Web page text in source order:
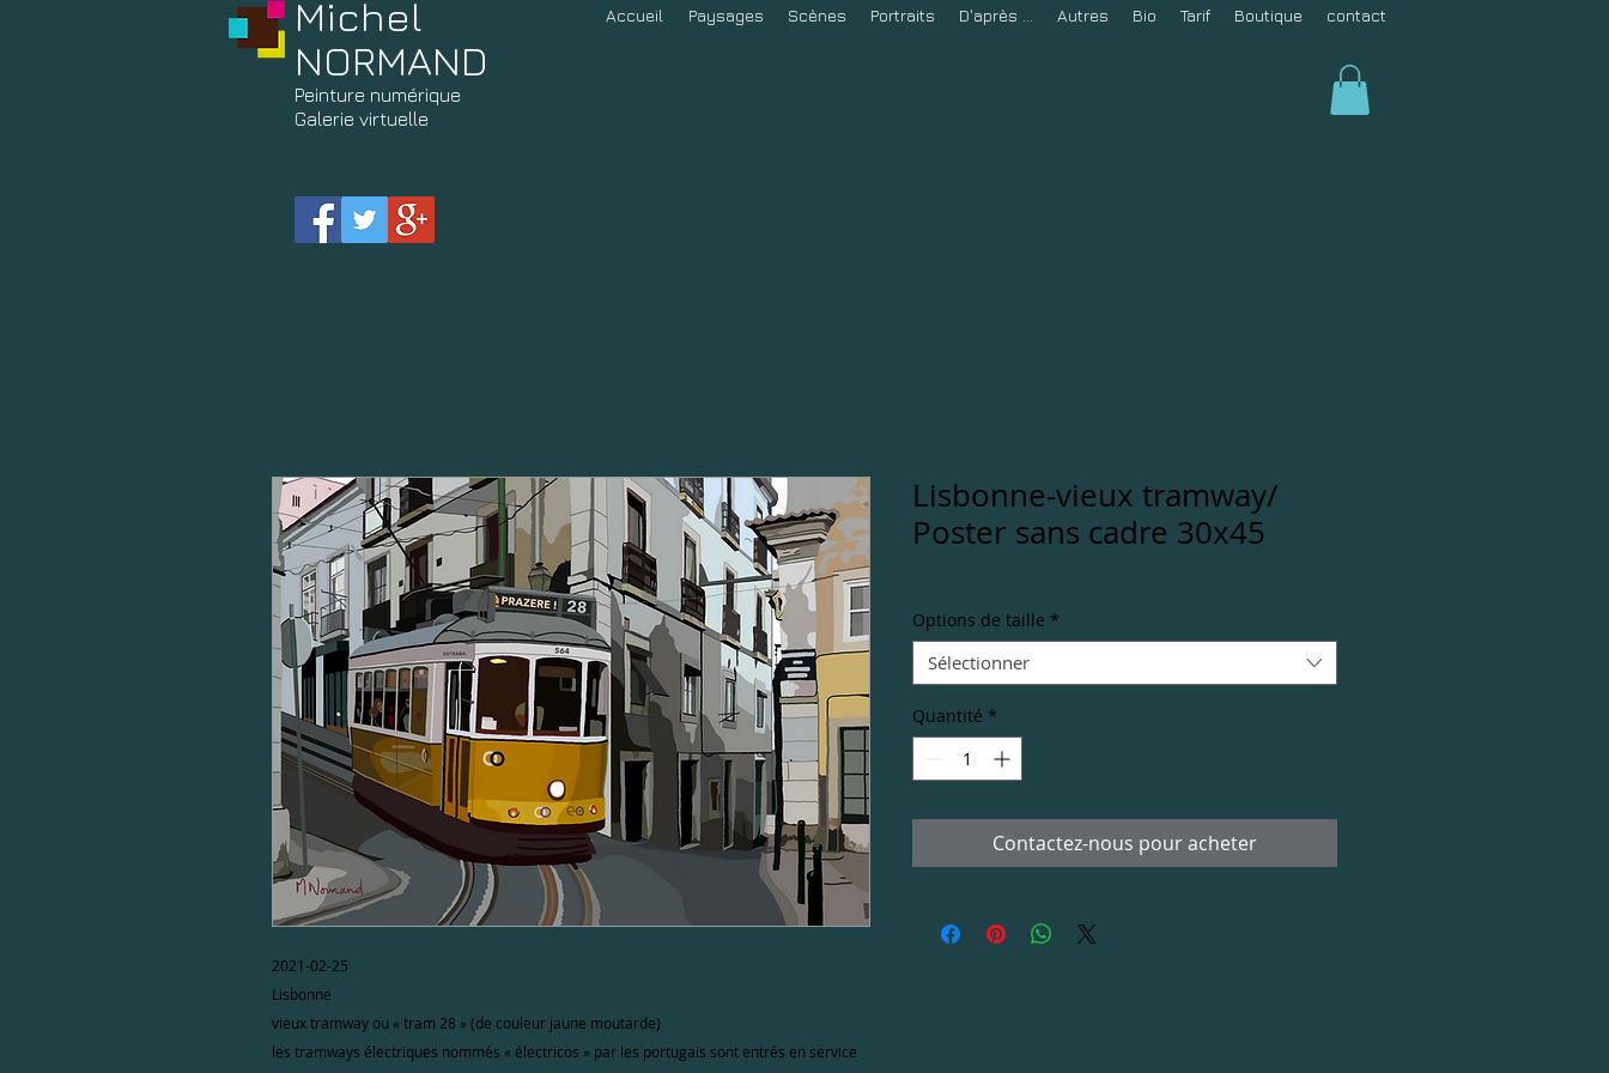
Michel
NORMAND
Peinture numérique
Galerie virtuelle
Accueil Paysages Scènes Portraits D'après ... Autres Bio Tarif Boutique contact
2021-02-25
Lisbonne
vieux tramway ou « tram 28 » (de couleur jaune moutarde)
les tramways électriques nommés « électricos » par les portugais sont entrés en service
Lisbonne-vieux tramway/
Poster sans cadre 30x45
Options de taille *
Sélectionner
Quantité *
Contactez-nous pour acheter